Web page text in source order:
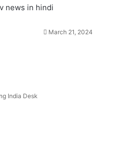
news in hindi
India Desk
SendMarch 21, 2024